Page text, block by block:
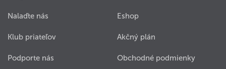
Nalaďte nás
Klub priateľov
Podporte nás
Eshop
Akčný plán
Obchodné podmienky